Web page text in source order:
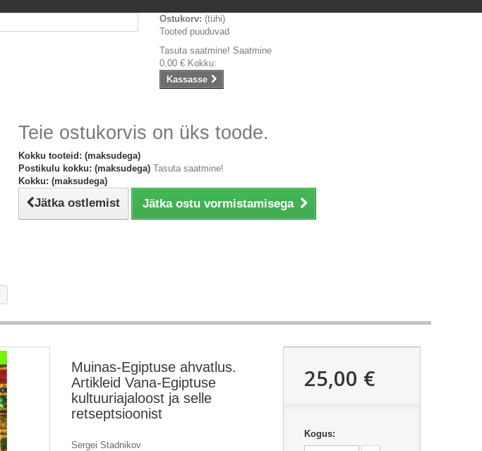
Ostukorv: (tühi)
Tooted puuduvad
Tasuta saatmine! Saatmine
0,00 € Kokku:
Kassasse
Teie ostukorvis on üks toode.
Kokku tooteid: (maksudega)
Postikulu kokku: (maksudega) Tasuta saatmine!
Kokku: (maksudega)
Jätka ostlemist Jätka ostu vormistamisega
Muinas-Egiptuse ahvatlus.
Artikleid Vana-Egiptuse
kultuuriajaloost ja selle
retseptsioonist
Sergei Stadnikov
25,00 €
Kogus: